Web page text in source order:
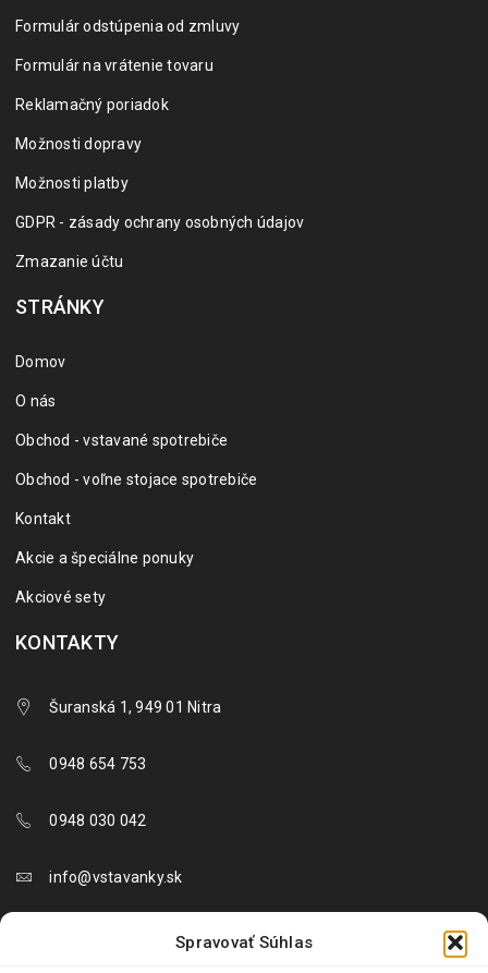
Spravovať Súhlas
Formulár odstúpenia od zmluvy
Formulár na vrátenie tovaru
Reklamačný poriadok
Možnosti dopravy
Možnosti platby
GDPR - zásady ochrany osobných údajov
Zmazanie účtu
STRÁNKY
Domov
O nás
Obchod - vstavané spotrebiče
Obchod - voľne stojace spotrebiče
Kontakt
Akcie a špeciálne ponuky
Akciové sety
KONTAKTY
Šuranská 1, 949 01 Nitra
0948 654 753
0948 030 042
info@vstavanky.sk
objednavky@vstavanky.sk